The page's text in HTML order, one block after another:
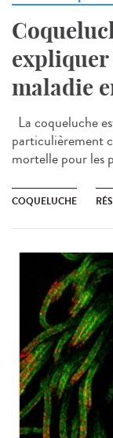
expliquer
maladie
La coqueluche
particulièrement
mortelle pour les
COQUELUCHE